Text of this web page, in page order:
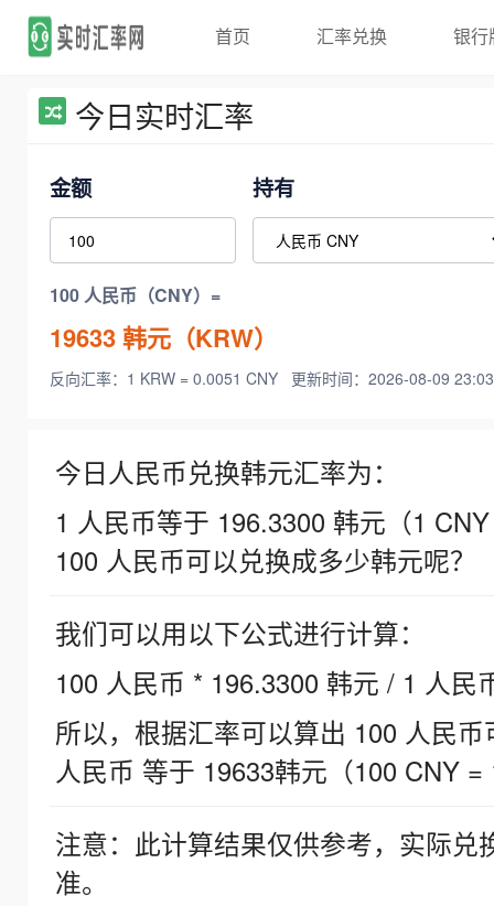
首页 汇率兑换 银行
今日实时汇率
金额 持有
100 人民币（CNY）=
19633韩元（KRW）
反向汇率：1 KRW = 0.0051 CNY 更新时间：2026-08-09
今日人民币兑换韩元汇率为：
1 人民币等于 196.3300 韩元（1
100 人民币可以兑换成多少韩元呢？
我们可以用以下公式进行计算：
100 人民币 * 196.3300 韩元 / 1 人民
所以，根据汇率可以算出 100 人民
人民币 等于 19633韩元（100 CNY =
注意：此计算结果仅供参考，实际
准。